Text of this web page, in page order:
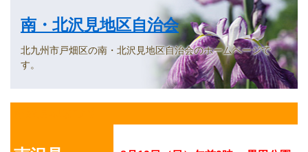
南・北沢見地区自治会
北九州市戸畑区の南・北沢見地区自治会のホームページで
す。